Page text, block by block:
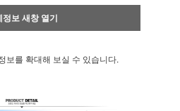
정보 새창 열기
보를 확대해 보실 수 있습니다.